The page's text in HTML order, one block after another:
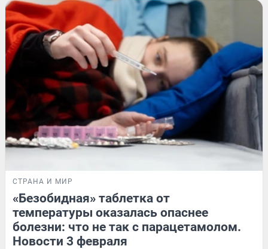
СТРАНА И МИР
«Безобидная» таблетка от
температуры оказалась опаснее
болезни: что не так с парацетамолом.
Новости 3 февраля